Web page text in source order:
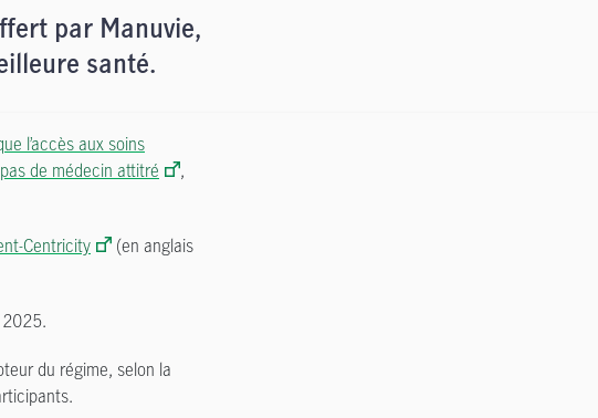
par Manuvie,
santé.
l’accès aux soins
de médecin attitré
,
Centricity
(en anglais
2025.
du régime, selon la